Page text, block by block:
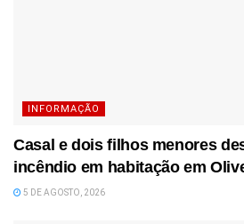
INFORMAÇÃO
Casal e dois filhos menores
incêndio em habitação em
5 DE AGOSTO, 2026